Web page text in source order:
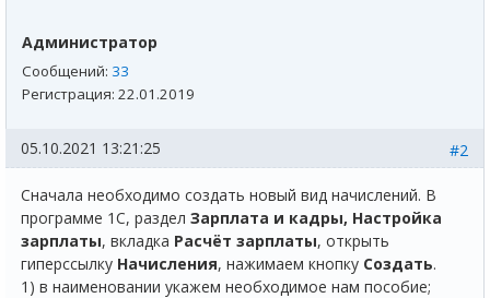
Администратор
Сообщений: 33
Регистрация: 22.01.2019
#2
05.10.2021 13:21:25
Сначала необходимо создать новый вид начислений. В
программе 1С, раздел Зарплата и кадры, Настройка
зарплаты, вкладка Расчёт зарплаты, открыть
гиперссылку Начисления, нажимаем кнопку Создать.
1) в наименовании укажем необходимое нам пособие;